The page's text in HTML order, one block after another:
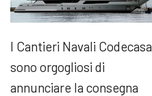
I Cantieri Navali Codecasa
sono orgogliosi di
annunciare la consegna